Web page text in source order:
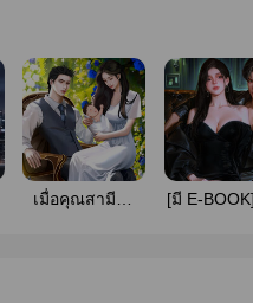
เมื่อคุณสามีทำ
[มี E-